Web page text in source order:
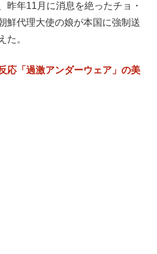
昨年11月に消息を絶ったチョ・
鮮代理大使の娘が本国に強制送
た。
応「過激アンダーウェア」の美